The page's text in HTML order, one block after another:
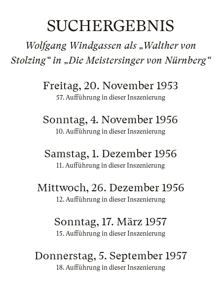
SUCHERGEBNIS
Wolfgang Windgassen als „Walther von
Stolzing“ in „Die Meistersinger von Nürnberg“
Freitag, 20. November 1953
57. Aufführung in dieser Inszenierung
Sonntag, 4. November 1956
10. Aufführung in dieser Inszenierung
Samstag, 1. Dezember 1956
11. Aufführung in dieser Inszenierung
Mittwoch, 26. Dezember 1956
12. Aufführung in dieser Inszenierung
Sonntag, 17. März 1957
15. Aufführung in dieser Inszenierung
Donnerstag, 5. September 1957
18. Aufführung in dieser Inszenierung